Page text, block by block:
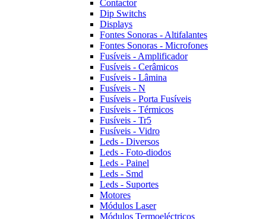
Contactor
Dip Switchs
Displays
Fontes Sonoras - Altifalantes
Fontes Sonoras - Microfones
Fusíveis - Amplificador
Fusíveis - Cerâmicos
Fusíveis - Lâmina
Fusíveis - N
Fusíveis - Porta Fusíveis
Fusíveis - Térmicos
Fusíveis - Tr5
Fusíveis - Vidro
Leds - Diversos
Leds - Foto-diodos
Leds - Painel
Leds - Smd
Leds - Suportes
Motores
Módulos Laser
Módulos Termoeléctricos